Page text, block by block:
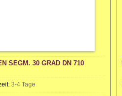
SEGM. 30 GRAD DN 710
3-4 Tage